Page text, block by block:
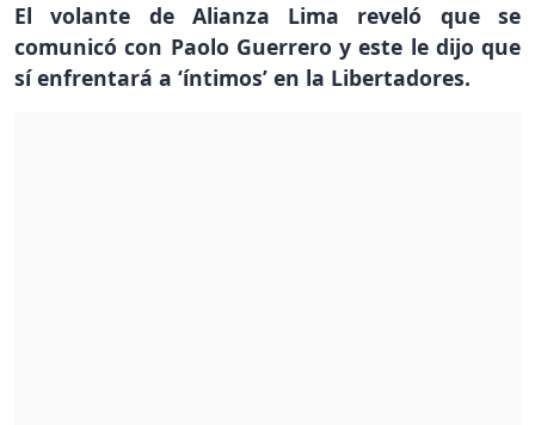
El volante de Alianza Lima reveló que se
comunicó con Paolo Guerrero y este le dijo que
sí enfrentará a ‘íntimos’ en la Libertadores.